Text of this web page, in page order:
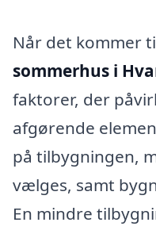
Når det kommer
sommerhus i
faktorer, der
afgørende
på tilbygningen,
vælges, samt
En mindre